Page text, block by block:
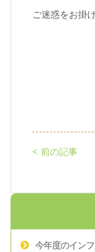
ご迷惑をお掛
< 前の記事
今年度のイン